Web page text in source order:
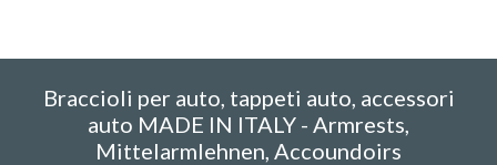
Braccioli per auto, tappeti auto, accessori
auto MADE IN ITALY - Armrests,
Mittelarmlehnen, Accoundoirs